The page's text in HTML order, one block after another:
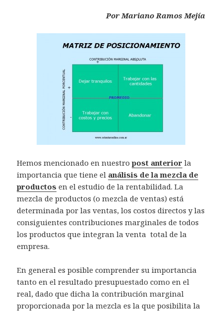
Por Mariano Ramos Mejía
Hemos mencionado en nuestropost anterior la
importancia que tiene el análisis de la mezcla de
productos en el estudio de la rentabilidad. La
mezcla de productos (o mezcla de ventas) está
determinada por las ventas, los costos directos y las
consiguientes contribuciones marginales de todos
los productos que integran la venta total de la
empresa.
En general es posible comprender su importancia
tanto en el resultado presupuestado como en el
real, dado que dicha la contribución marginal
proporcionada por la mezcla es la que posibilita la